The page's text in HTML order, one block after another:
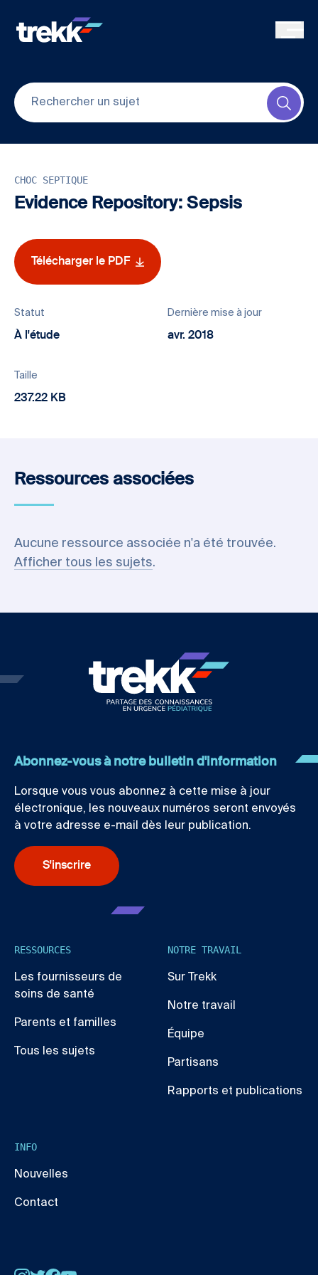
CHOC SEPTIQUE
Evidence Repository: Sepsis
Télécharger le PDF
Statut
À l'étude
Dernière mise à jour
avr. 2018
Taille
237.22 KB
Ressources associées
Aucune ressource associée n'a été trouvée.
Afficher tous les sujets.
Abonnez-vous à notre bulletin d'information
Lorsque vous vous abonnez à cette mise à jour
électronique, les nouveaux numéros seront envoyés
à votre adresse e-mail dès leur publication.
S'inscrire
RESSOURCES
Les fournisseurs de
soins de santé
Parents et familles
Tous les sujets
NOTRE TRAVAIL
Sur Trekk
Notre travail
Équipe
Partisans
Rapports et publications
INFO
Nouvelles
Contact